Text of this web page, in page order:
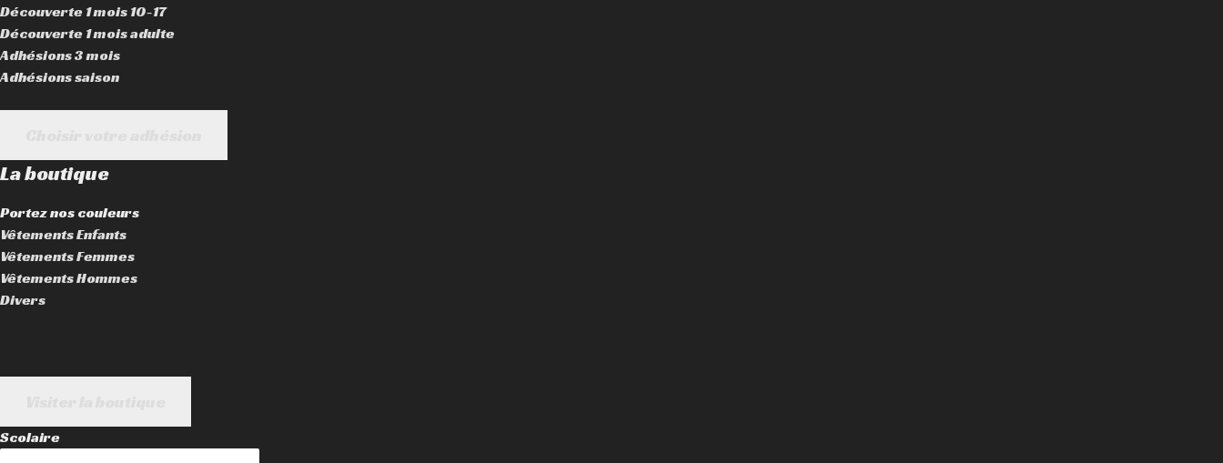
Découverte 1 mois 10-17
Découverte 1 mois adulte
Adhésions 3 mois
Adhésions saison
La boutique
Portez nos couleurs
Vêtements Enfants
Vêtements Femmes
Vêtements Hommes
Divers
Scolaire